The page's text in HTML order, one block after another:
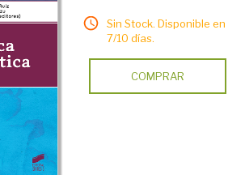
Sin Stock. Disponible en
7/10 días.
COMPRAR